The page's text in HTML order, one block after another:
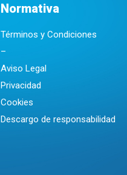
Normativa
Términos y Condiciones
–
Aviso Legal
Privacidad
Cookies
Descargo de responsabilidad